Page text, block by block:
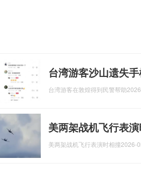
台湾游客沙山遗失
台湾游客在敦煌得到民警帮助
美两架战机飞行表
美两架战机飞行表演时相撞2026-